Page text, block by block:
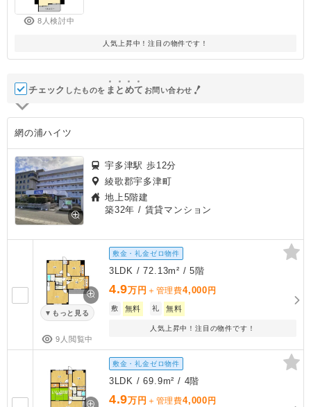
8人検討中
人気上昇中！注目の物件です！
チェック したものを ま と めて お問い合わせ
網の浦ハイツ
宇多津駅 歩12分
綾歌郡宇多津町
地上5階建
築32年 / 賃貸マンション
もっと見る
9人閲覧中
敷金・礼金ゼロ物件
3LDK / 72.13m² / 5階
4.9万円 ＋管理費4,000 円
敷 無料 礼 無料
人気上昇中！注目の物件です！
敷金・礼金ゼロ物件
3LDK / 69.9m² / 4階
4.9万円 ＋管理費4,000 円